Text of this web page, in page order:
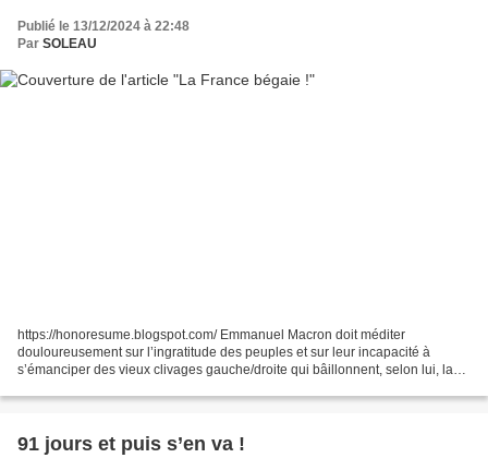
Publié le 13/12/2024 à 22:48
Par SOLEAU
https://honoresume.blogspot.com/ Emmanuel Macron doit méditer
douloureusement sur l’ingratitude des peuples et sur leur incapacité à
s’émanciper des vieux clivages gauche/droite qui bâillonnent, selon lui, la
91 jours et puis s’en va !